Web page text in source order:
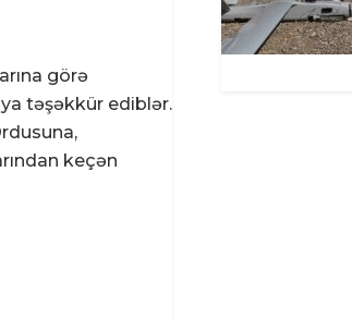
görə
təşəkkür ediblər.
keçən